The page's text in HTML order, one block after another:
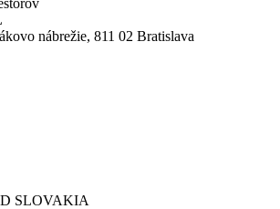
nábrežie, 811 02 Bratislava
SLOVAKIA